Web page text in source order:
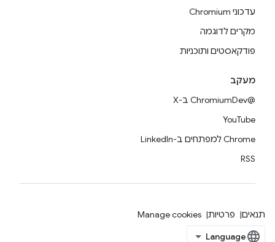
עדכוני Chromium
מקרים לדוגמה
פודקאסטים ותוכניות
מעקב
@ChromiumDev ב-X
YouTube
Chrome למפתחים ב-LinkedIn
RSS
תנאים פרטיות Manage cookies